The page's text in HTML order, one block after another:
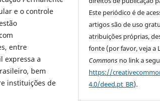
e o controle
entre
expressa a
bem
instituições de
Este periódico é de
artigos são de uso
atribuições próprias,
fonte (por favor, veja a
Commons no link a
https://
4.0/deed.pt_BR).